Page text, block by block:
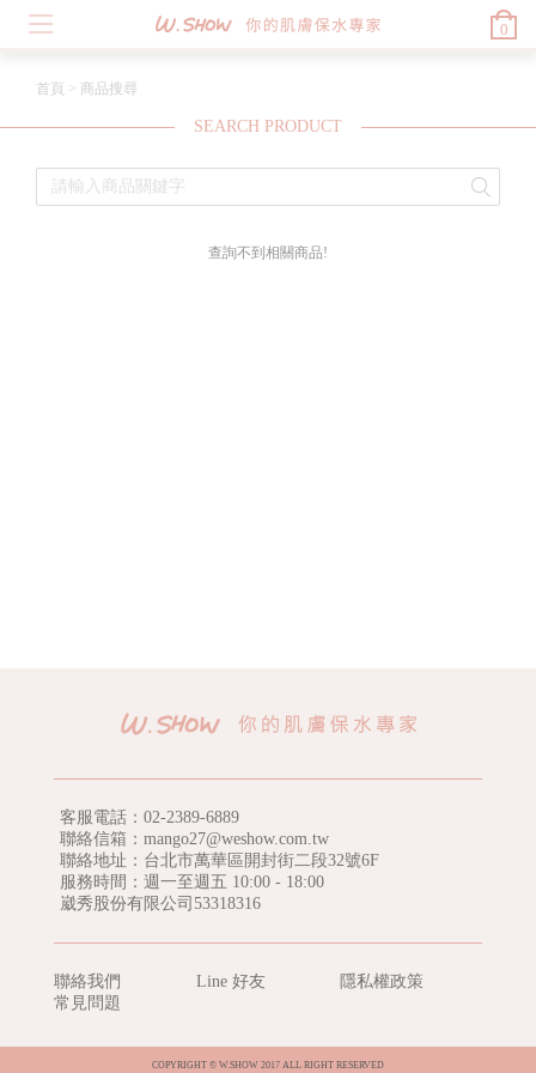
0
首頁 > 商品搜尋
SEARCH PRODUCT
查詢不到相關商品!
客服電話： 02-2389-6889
聯絡信箱：mango27@weshow.com.tw
聯絡地址：台北市萬華區開封街二段32號6F
服務時間：週一至週五 10:00 - 18:00
崴秀股份有限公司53318316
聯絡我們
常見問題
Line 好友 隱私權政策
COPYRIGHT © W.SHOW 2017 ALL RIGHT RESERVED